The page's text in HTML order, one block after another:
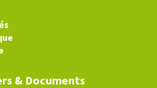
& Documents